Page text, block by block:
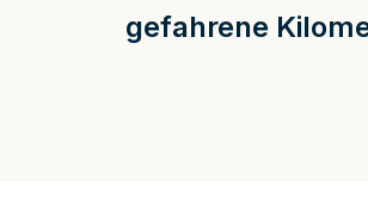
gefahrene